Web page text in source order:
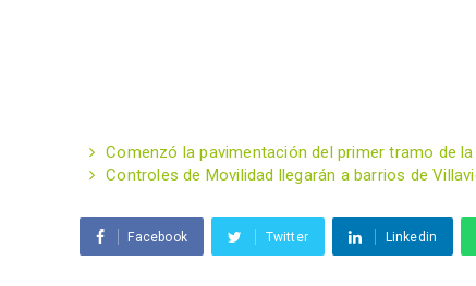
Comenzó la pavimentación del primer tramo de
Controles de Movilidad llegarán a barrios de
Facebook Twitter Linkedin